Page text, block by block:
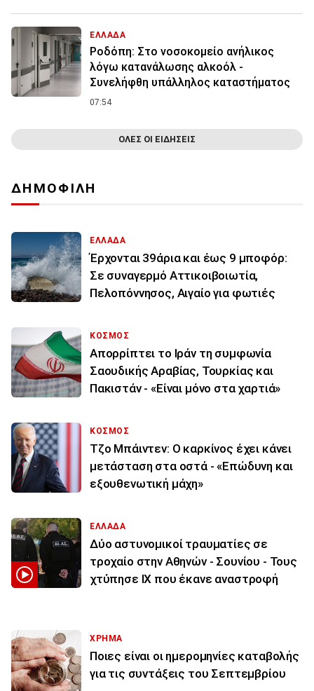
ΕΛΛΑΔΑ
Ροδόπη: Στο νοσοκομείο ανήλικος
λόγω κατανάλωσης αλκοόλ -
Συνελήφθη υπάλληλος καταστήματος
07:54
ΟΛΕΣ ΟΙ ΕΙΔΗΣΕΙΣ
ΔΗΜΟΦΙΛΗ
ΕΛΛΑΔΑ
Έρχονται 39άρια και έως 9 μποφόρ:
Σε συναγερμό Αττικοιβοιωτία,
Πελοπόννησος, Αιγαίο για φωτιές
ΚΟΣΜΟΣ
Απορρίπτει το Ιράν τη συμφωνία
Σαουδικής Αραβίας, Τουρκίας και
Πακιστάν - «Είναι μόνο στα χαρτιά»
ΚΟΣΜΟΣ
Τζο Μπάιντεν: Ο καρκίνος έχει κάνει
μετάσταση στα οστά - «Επώδυνη και
εξουθενωτική μάχη»
ΕΛΛΑΔΑ
Δύο αστυνομικοί τραυματίες σε
τροχαίο στην Αθηνών - Σουνίου - Τους
χτύπησε ΙΧ που έκανε αναστροφή
ΧΡΗΜΑ
Ποιες είναι οι ημερομηνίες καταβολής
για τις συντάξεις του Σεπτεμβρίου